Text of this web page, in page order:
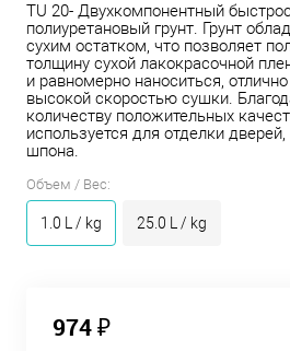
TU 20- Двухкомпонентный
полиуретановый грунт. Грунт
сухим остатком, что позволяет
толщину сухой лакокрасочной
и равномерно наноситься,
высокой скоростью сушки.
количеству положительных
используется для отделки
шпона.
Объем / Вес:
1.0 L / kg 25.0 L / kg
974 ₽